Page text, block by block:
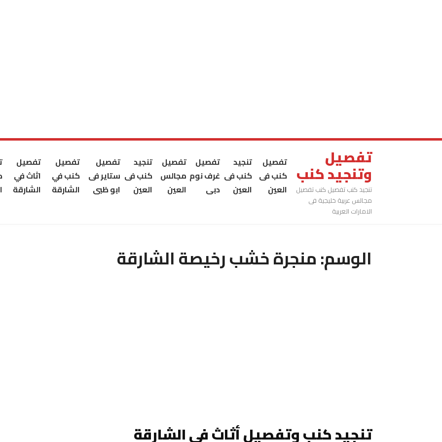
تفصيل
وتنجيد كنب
تنجيد كنب تفصيل كنب تفصيل
مجالس عربية خليجية فى
الامارات العربية
تفصيل
كنب فى
العين
تنجيد
كنب فى
العين
تفصيل
غرف نوم
دبى
تفصيل
مجالس
العين
تنجيد
كنب فى
العين
تفصيل
ستاير فى
ابو ظبى
تفصيل
كنب في
الشارقة
تفصيل
اثاث في
الشارقة
الوسم:منجرة خشب رخيصة الشارقة
تنجيد كنب وتفصيل أثاث في الشارقة